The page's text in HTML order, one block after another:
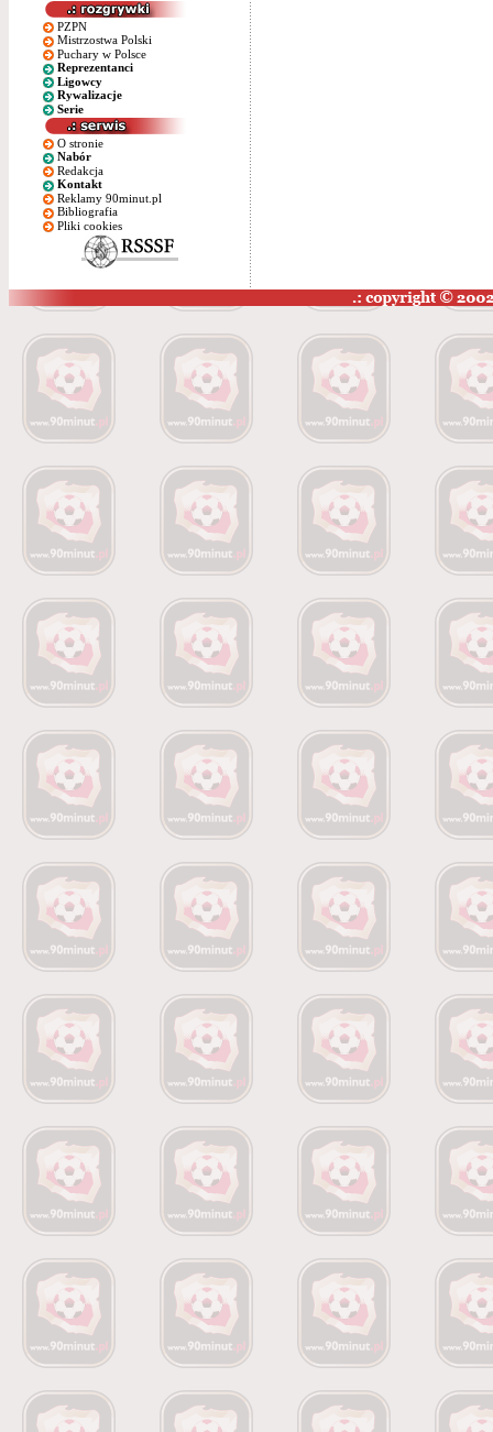
PZPN
Mistrzostwa Polski
Puchary w Polsce
Reprezentanci
Ligowcy
Rywalizacje
Serie
O stronie
Nabór
Redakcja
Kontakt
Reklamy 90minut.pl
Bibliografia
Pliki cookies